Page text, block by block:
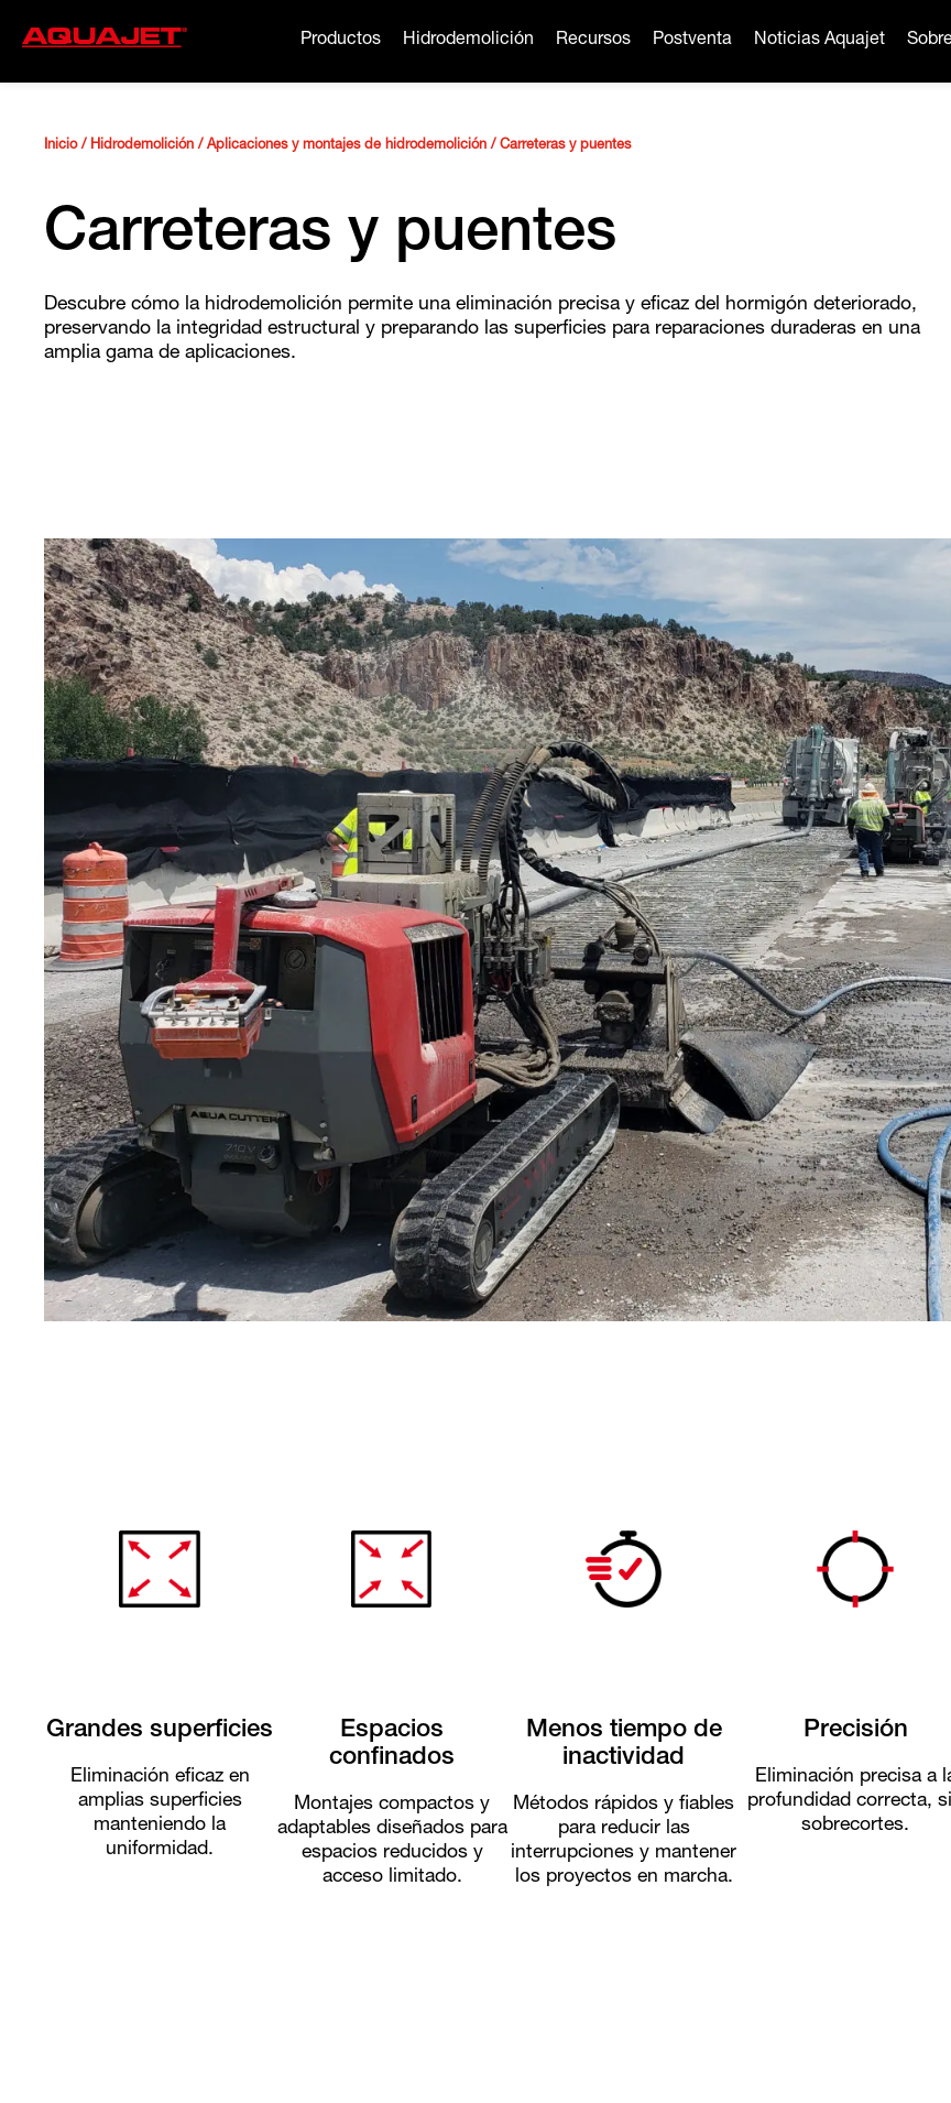
Productos Hidrodemolición Recursos Postventa Noticias Aquajet
Inicio/ Hidrodemolición / Aplicaciones y montajes de hidrodemolición / Carreteras y puentes
Carreteras y puentes
Descubre cómo la hidrodemolición permite una eliminación precisa y eficaz del hormigón deteriorado,
preservando la integridad estructural y preparando las superficies para reparaciones duraderas en una
amplia gama de aplicaciones.
Grandes superficies
Eliminación eficaz en
amplias superficies
manteniendo la
uniformidad.
Espacios
confinados
Montajes compactos y
adaptables diseñados para
espacios reducidos y
acceso limitado.
Menos tiempo de
inactividad
Métodos rápidos y fiables
para reducir las
interrupciones y mantener
los proyectos en marcha.
Precisión
Eliminación precisa a
profundidad correcta,
sobrecortes.